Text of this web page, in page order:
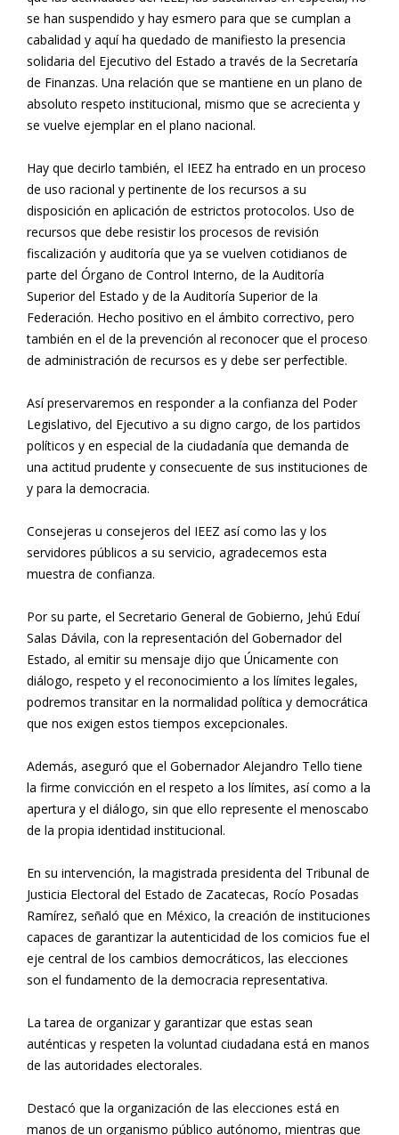
se han suspendido y hay esmero para que se cumplan a
cabalidad y aquí ha quedado de manifiesto la presencia
solidaria del Ejecutivo del Estado a través de la Secretaría
de Finanzas. Una relación que se mantiene en un plano de
absoluto respeto institucional, mismo que se acrecienta y
se vuelve ejemplar en el plano nacional.
Hay que decirlo también, el IEEZ ha entrado en un proceso
de uso racional y pertinente de los recursos a su
disposición en aplicación de estrictos protocolos. Uso de
recursos que debe resistir los procesos de revisión
fiscalización y auditoría que ya se vuelven cotidianos de
parte del Órgano de Control Interno, de la Auditoría
Superior del Estado y de la Auditoría Superior de la
Federación. Hecho positivo en el ámbito correctivo, pero
también en el de la prevención al reconocer que el proceso
de administración de recursos es y debe ser perfectible.
Así preservaremos en responder a la confianza del Poder
Legislativo, del Ejecutivo a su digno cargo, de los partidos
políticos y en especial de la ciudadanía que demanda de
una actitud prudente y consecuente de sus instituciones de
y para la democracia.
Consejeras u consejeros del IEEZ así como las y los
servidores públicos a su servicio, agradecemos esta
muestra de confianza.
Por su parte, el Secretario General de Gobierno, Jehú Eduí
Salas Dávila, con la representación del Gobernador del
Estado, al emitir su mensaje dijo que Únicamente con
diálogo, respeto y el reconocimiento a los límites legales,
podremos transitar en la normalidad política y democrática
que nos exigen estos tiempos excepcionales.
Además, aseguró que el Gobernador Alejandro Tello tiene
la firme convicción en el respeto a los límites, así como a la
apertura y el diálogo, sin que ello represente el menoscabo
de la propia identidad institucional.
En su intervención, la magistrada presidenta del Tribunal de
Justicia Electoral del Estado de Zacatecas, Rocío Posadas
Ramírez, señaló que en México, la creación de instituciones
capaces de garantizar la autenticidad de los comicios fue el
eje central de los cambios democráticos, las elecciones
son el fundamento de la democracia representativa.
La tarea de organizar y garantizar que estas sean
auténticas y respeten la voluntad ciudadana está en manos
de las autoridades electorales.
Destacó que la organización de las elecciones está en
manos de un organismo público autónomo, mientras que